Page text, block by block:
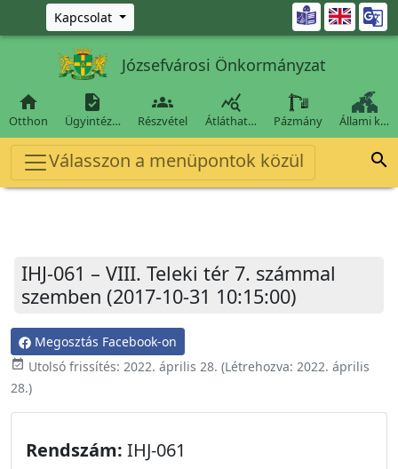
Ugrás a fő tartalomra
Kapcsolat 
Józsefvárosi Önkormányzat

Otthon

Ügyintéz…

Részvétel

Átláthat… Pázmány Állami k…
Válasszon a menüpontok közül 
IHJ-061 – VIII. Teleki tér 7. számmal
szemben (2017-10-31 10:15:00)
Megosztás Facebook-on
event_available Utolsó frissítés: 2022. április 28. (Létrehozva: 2022. április
28.)
Rendszám: IHJ-061